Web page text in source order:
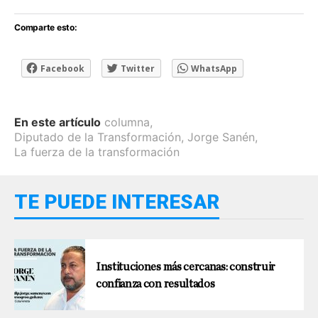
Comparte esto:
Facebook Twitter WhatsApp
En este artículo columna,
Diputado de la Transformación, Jorge Sanén,
La fuerza de la transformación
TE PUEDE INTERESAR
Instituciones más cercanas: construir
confianza con resultados